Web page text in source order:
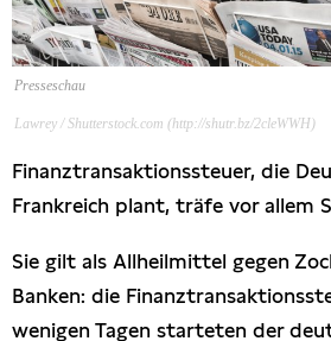
Presseschau
Anfragen (Archivseite)
Presseschau
Lawrey / Shutterstock.com (http://shutr.bz/2cleWWH)
Finanztransaktionssteuer, die
Frankreich plant, träfe vor allem
Sie gilt als Allheilmittel gegen
Banken: die
wenigen Tagen starteten der